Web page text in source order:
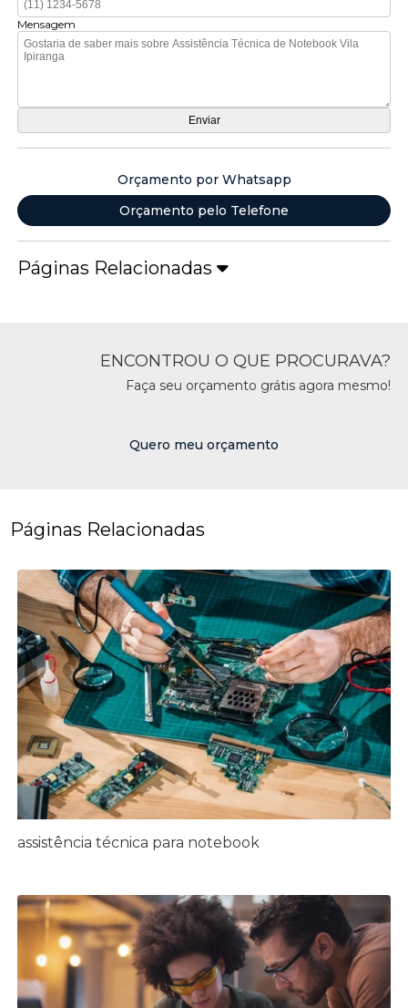
Mensagem
Orçamento por Whatsapp
Orçamento pelo Telefone
Páginas Relacionadas
ENCONTROU O QUE PROCURAVA?
Faça seu orçamento grátis agora mesmo!
Quero meu orçamento
Páginas Relacionadas
assistência técnica para notebook